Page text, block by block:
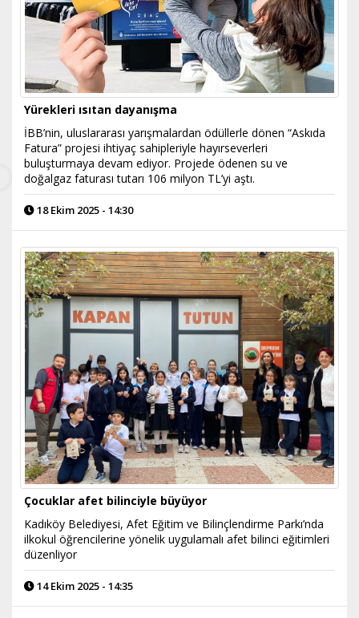
Yürekleri ısıtan dayanışma
İBB’nin, uluslararası yarışmalardan ödüllerle dönen “Askıda
Fatura” projesi ihtiyaç sahipleriyle hayırseverleri
buluşturmaya devam ediyor. Projede ödenen su ve
doğalgaz faturası tutarı 106 milyon TL’yi aştı.
18 Ekim 2025 - 14:30
Çocuklar afet bilinciyle büyüyor
Kadıköy Belediyesi, Afet Eğitim ve Bilinçlendirme Parkı’nda
ilkokul öğrencilerine yönelik uygulamalı afet bilinci eğitimleri
düzenliyor
14 Ekim 2025 - 14:35